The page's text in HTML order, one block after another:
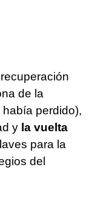
de la
perdido),
y la vuelta
para la
del